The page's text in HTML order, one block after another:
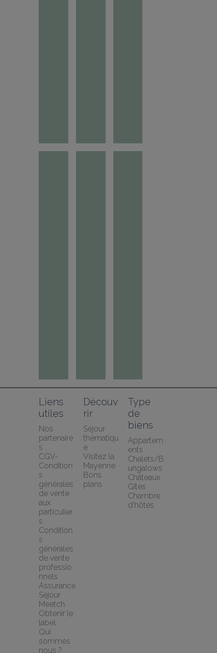
Liens
utiles
Nos
partenaire
s
CGV-
Condition
s
générales
de vente
aux
particulier
s
Condition
s
générales
de vente
professio
nnels
Assurance
Séjour
Meetch
Obtenir le
label
Qui
sommes
nous ?
Découv
rir
Séjour
thématiqu
e
Visitez la
Mayenne
Bons
plans
Type
de
biens
Appartem
ents
Chalets/B
ungalows
Châteaux
Gîtes
Chambre
d'hôtes